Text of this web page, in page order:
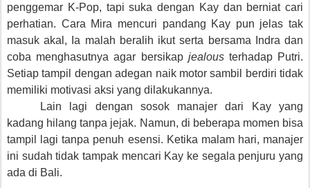
penggemar K-Pop, tapi suka dengan Kay dan berniat cari
perhatian. Cara Mira mencuri pandang Kay pun jelas tak
masuk akal, Ia malah beralih ikut serta bersama Indra dan
coba menghasutnya agar bersikap jealousterhadap Putri.
Setiap tampil dengan adegan naik motor sambil berdiri tidak
memiliki motivasi aksi yang dilakukannya.
Lain lagi dengan sosok manajer dari Kay yang
kadang hilang tanpa jejak. Namun, di beberapa momen bisa
tampil lagi tanpa penuh esensi. Ketika malam hari, manajer
ini sudah tidak tampak mencari Kay ke segala penjuru yang
ada di Bali.